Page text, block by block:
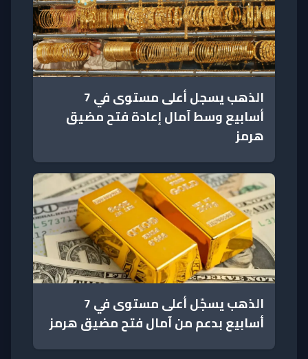
الذهب يسجل أعلى مستوى في 7
أسابيع وسط آمال إعادة فتح مضيق
هرمز
الذهب يسجّل أعلى مستوى في 7
أسابيع بدعم من آمال فتح مضيق هرمز